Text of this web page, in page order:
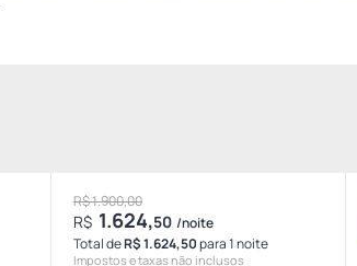
R$ 1.900,00
R$ 1.624,50 /noite
Total deR$ 1.624,50para 1 noite
Impostos e taxas não inclusos